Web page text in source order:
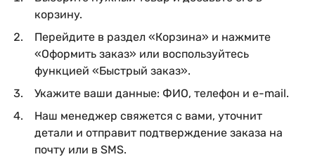
корзину.
Перейдите в раздел «Корзина» и нажмите
«Оформить заказ» или воспользуйтесь
функцией «Быстрый заказ».
Укажите ваши данные: ФИО, телефон и e-mail.
Наш менеджер свяжется с вами, уточнит
детали и отправит подтверждение заказа на
почту или в SMS.